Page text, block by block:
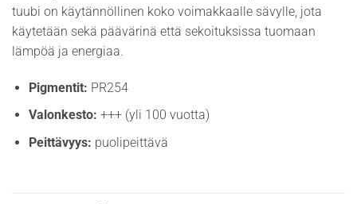
tuubi on käytännöllinen koko voimakkaalle sävylle, jota
käytetään sekä päävärinä että sekoituksissa tuomaan
lämpöä ja energiaa.
Pigmentit: PR254
Valonkesto: +++ (yli 100 vuotta)
Peittävyys: puolipeittävä